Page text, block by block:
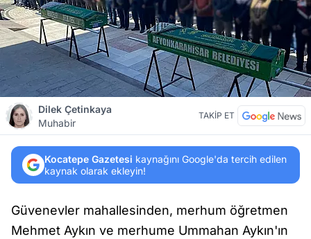
Dilek Çetinkaya
Muhabir
TAKİP ET
Kocatepe Gazetesi kaynağını Google'da tercih edilen
kaynak olarak ekleyin!
Güvenevler mahallesinden, merhum öğretmen
Mehmet Aykın ve merhume Ummahan Aykın'ın